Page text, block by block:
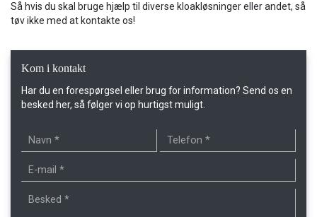
​Så hvis du skal bruge hjælp til diverse kloakløsninger eller andet, så
tøv ikke med at kontakte os!
Kom i kontakt
Har du en forespørgsel eller brug for information? Send os en
besked her, så følger vi op hurtigst muligt.